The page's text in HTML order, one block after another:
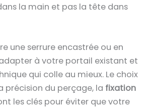
la main et pas la tête dans
une serrure encastrée ou en
à votre portail existant et
qui colle au mieux. Le choix
précision du perçage, la fixation
les clés pour éviter que votre